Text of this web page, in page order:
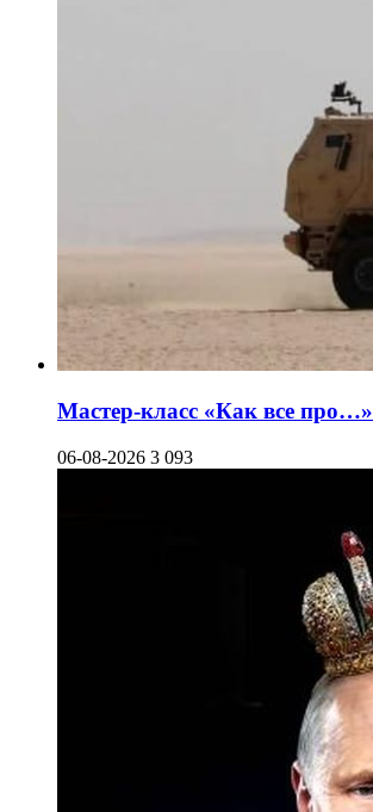
Мастер-класс «Как все про…»
06-08-2026 3 093